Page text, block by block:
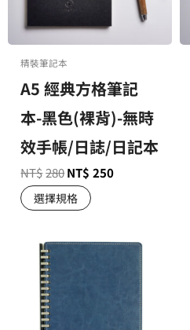
精裝筆記本
A5 經典方格筆記
本-黑色(裸背)-無時
效手帳/日誌/日記本
NT$280NT$ 250
選擇規格